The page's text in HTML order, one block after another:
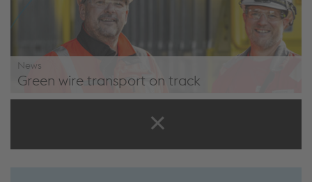
News
Green wire transport on track